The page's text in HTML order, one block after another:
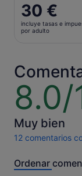
El
precio
es
por
adulto
30 €
incluye tasas e
por adulto
8.0/
8.0
sobre
10
Muy bien
12 comentarios
12 comentarios
esta
Ordenar